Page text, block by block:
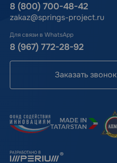
8 (800) 700-48-42
zakaz@springs-project.ru
Для связи в WhatsApp
8 (967) 772-28-92
Заказать звонок